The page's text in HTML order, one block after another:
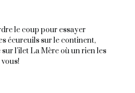
le coup pour essayer
écureuils sur le continent,
l'ilet La Mère où un rien les